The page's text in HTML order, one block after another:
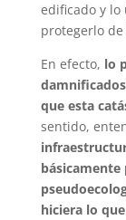
edificado y lo
protegerlo
En efecto, lo
que esta
sentido,
hiciera lo